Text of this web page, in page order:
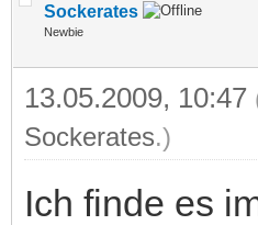
Sockerates
Newbie
13.05.2009, 10:47
Sockerates.)
Ich finde es